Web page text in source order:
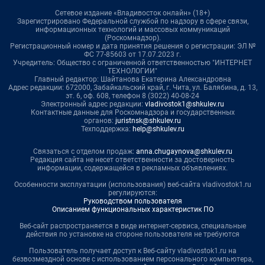
Сетевое издание «Владивосток онлайн» (18+)
Зарегистрировано Федеральной службой по надзору в сфере связи,
информационных технологий и массовых коммуникаций
(Роскомнадзор).
Регистрационный номер и дата принятия решения о регистрации: ЭЛ №
ФС 77-85603 от 17.07.2023 г.
Учредитель: Общество с ограниченной ответственностью "ИНТЕРНЕТ
ТЕХНОЛОГИИ"
Главный редактор: Шайтанова Екатерина Александровна
Адрес редакции: 672000, Забайкальский край, г. Чита, ул. Балябина, д. 13,
эт. 6, оф. 608, телефон 8 (3022) 40-08-24
Электронный адрес редакции: vladivostok1@shkulev.ru
Контактные данные для Роскомнадзора и государственных
органов: juristnsk@shkulev.ru
Техподдержка: help@shkulev.ru
Связаться с отделом продаж: anna.chugaynova@shkulev.ru
Редакция сайта не несет ответственности за достоверность
информации, содержащейся в рекламных объявлениях.
Особенности эксплуатации (использования) веб-сайта vladivostok1.ru
регулируются:
Руководством пользователя
Описанием функциональных характеристик ПО
Веб-сайт распространяется в виде интернет-сервиса, специальные
действия по установке на стороне пользователя не требуются
Пользователь получает доступ к Веб-сайту vladivostok1.ru на
безвозмездной основе с использованием персонального компьютера,